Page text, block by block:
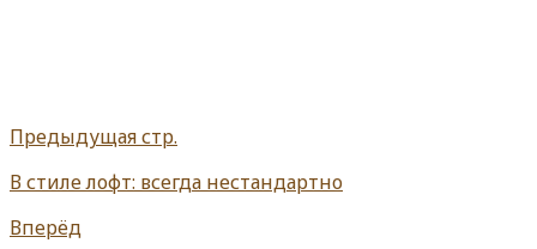
Предыдущая стр.
В стиле лофт: всегда нестандартно
Вперёд